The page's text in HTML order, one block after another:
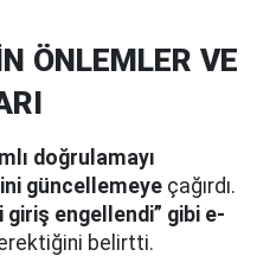
ÖNLEMLER VE
doğrulamayı
güncellemeye çağırdı.
giriş engellendi” gibi e-
belirtti.